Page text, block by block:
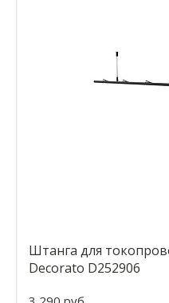
Штанга для
Decorato D252906